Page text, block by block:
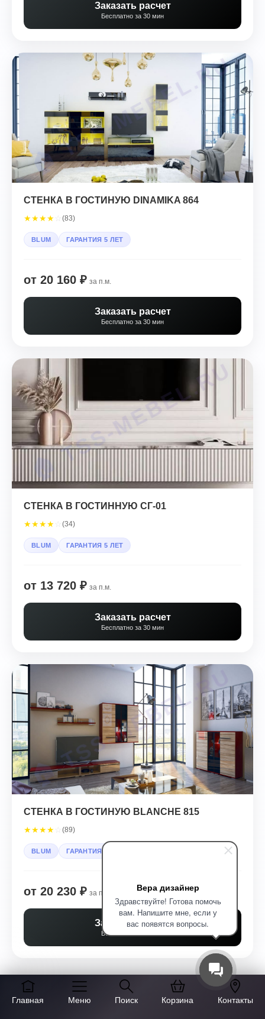
Вера дизайнер
Здравствуйте! Готова помочь
вам. Напишите мне, если у
вас появятся вопросы.
Главная Меню Поиск Корзина Контакты
Заказать расчет
Бесплатно за 30 мин
СТЕНКА В ГОСТИНУЮ DINAMIKA 864
★★★★ (83)
BLUM ГАРАНТИЯ 5 ЛЕТ
от 20 160 ₽ за п.м.
Заказать расчет
Бесплатно за 30 мин
СТЕНКА В ГОСТИННУЮ СГ-01
★★★★ (34)
BLUM ГАРАНТИЯ 5 ЛЕТ
от 13 720 ₽ за п.м.
Заказать расчет
Бесплатно за 30 мин
СТЕНКА В ГОСТИНУЮ BLANCHE 815
★★★★ (89)
BLUM ГАРАНТИЯ 5 ЛЕТ
от 20 230 ₽ за п.м.
Заказать расчет
Бесплатно за 30 мин